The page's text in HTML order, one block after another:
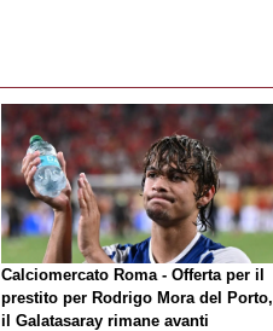
Calciomercato Roma - Offerta per il
prestito per Rodrigo Mora del Porto,
il Galatasaray rimane avanti